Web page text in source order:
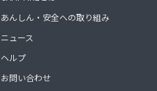
あんしん・安全への取り組み
ニュース
ヘルプ
お問い合わせ